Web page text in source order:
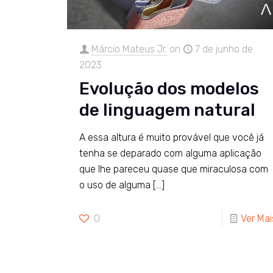
Márcio Mateus Jr. on
7 de junho de
2023
Evolução dos modelos
de linguagem natural
A essa altura é muito provável que você já
tenha se deparado com alguma aplicação
que lhe pareceu quase que miraculosa com
o uso de alguma […]
0 Ver